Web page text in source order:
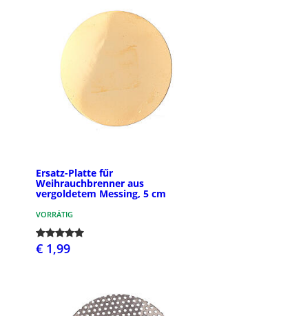
Ersatz-Platte fűr
Weihrauchbrenner aus
vergoldetem Messing, 5 cm
VORRÄTIG
€ 1,99